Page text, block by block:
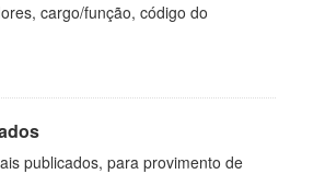
cargo/função, código do
publicados, para provimento de